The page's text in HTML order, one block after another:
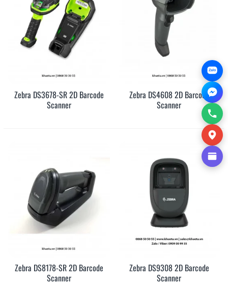
Zebra DS3678-SR 2D Barcode
Scanner
Zebra DS4608 2D Barcode
Scanner
Zebra DS8178-SR 2D Barcode
Scanner
Zebra DS9308 2D Barcode
Scanner
Zalo